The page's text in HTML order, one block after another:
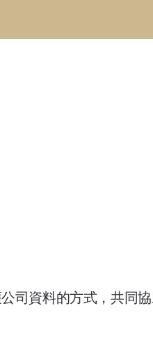
司資料的方式，共同